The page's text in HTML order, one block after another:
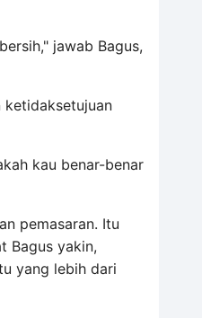
jawab Bagus,
ketidaksetujuan
kau benar-benar
pemasaran. Itu
Bagus yakin,
yang lebih dari